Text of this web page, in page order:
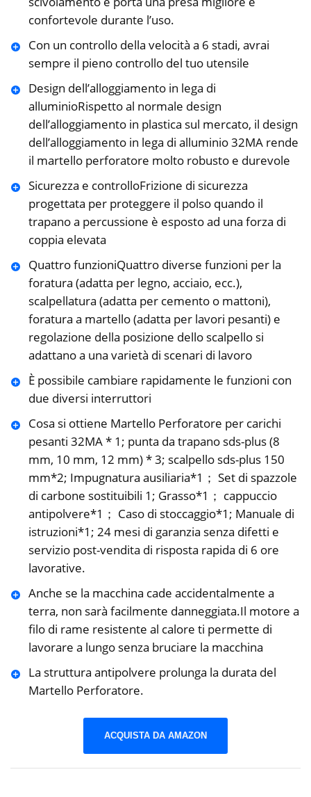
confortevole durante l’uso.
Con un controllo della velocità a 6 stadi, avrai
sempre il pieno controllo del tuo utensile
Design dell’alloggiamento in lega di
alluminioRispetto al normale design
dell’alloggiamento in plastica sul mercato, il design
dell’alloggiamento in lega di alluminio 32MA rende
il martello perforatore molto robusto e durevole
Sicurezza e controlloFrizione di sicurezza
progettata per proteggere il polso quando il
trapano a percussione è esposto ad una forza di
coppia elevata
Quattro funzioniQuattro diverse funzioni per la
foratura (adatta per legno, acciaio, ecc.),
scalpellatura (adatta per cemento o mattoni),
foratura a martello (adatta per lavori pesanti) e
regolazione della posizione dello scalpello si
adattano a una varietà di scenari di lavoro
È possibile cambiare rapidamente le funzioni con
due diversi interruttori
Cosa si ottiene Martello Perforatore per carichi
pesanti 32MA * 1; punta da trapano sds-plus (8
mm, 10 mm, 12 mm) * 3; scalpello sds-plus 150
mm*2; Impugnatura ausiliaria*1； Set di spazzole
di carbone sostituibili 1; Grasso*1； cappuccio
antipolvere*1； Caso di stoccaggio*1; Manuale di
istruzioni*1; 24 mesi di garanzia senza difetti e
servizio post-vendita di risposta rapida di 6 ore
lavorative.
Anche se la macchina cade accidentalmente a
terra, non sarà facilmente danneggiata.Il motore a
filo di rame resistente al calore ti permette di
lavorare a lungo senza bruciare la macchina
La struttura antipolvere prolunga la durata del
Martello Perforatore.
ACQUISTA DA AMAZON